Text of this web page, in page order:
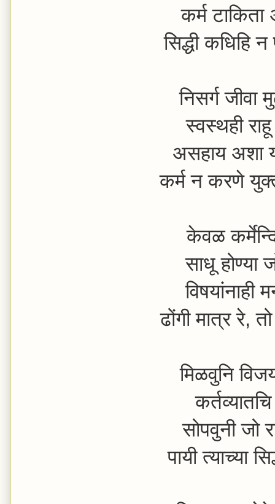
कर्म
सिद्धी कधिहि
निसर्ग जीवा
स्वस्थही
असहाय अशा
कर्म न करणे
केवळ
साधू होण्या
विषयांनाही
ढोंगी मात्र रे,
मिळवुनि
सोपवुनी जो
पायी त्याच्या